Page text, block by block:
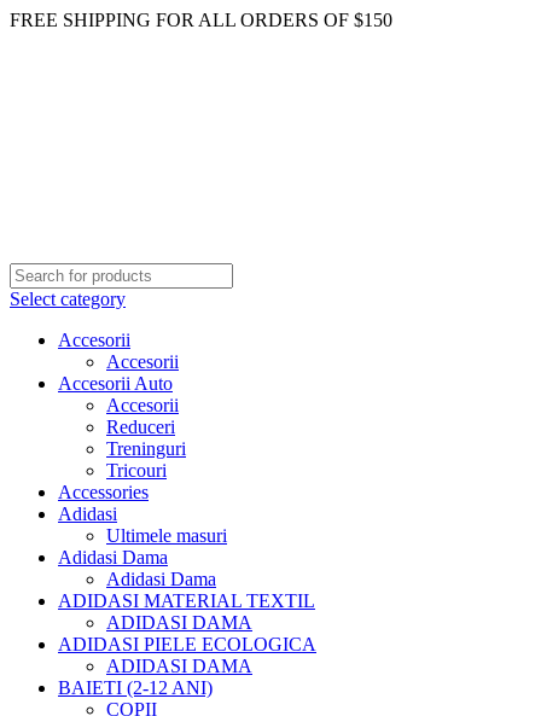
FREE SHIPPING FOR ALL ORDERS OF $150
Select category
Accesorii
Accesorii
Accesorii Auto
Accesorii
Reduceri
Treninguri
Tricouri
Accessories
Adidasi
Ultimele masuri
Adidasi Dama
Adidasi Dama
ADIDASI MATERIAL TEXTIL
ADIDASI DAMA
ADIDASI PIELE ECOLOGICA
ADIDASI DAMA
BAIETI (2-12 ANI)
COPII